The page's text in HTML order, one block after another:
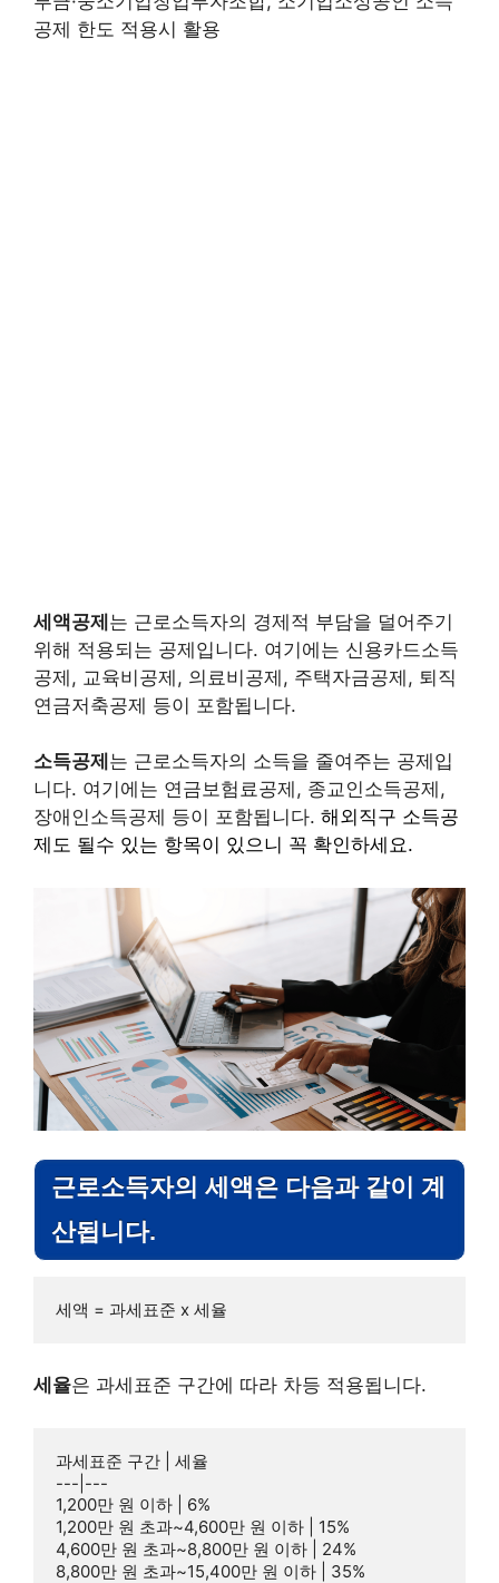
공제 한도 적용시 활용
세액공제는 근로소득자의 경제적 부담을 덜어주기
위해 적용되는 공제입니다. 여기에는 신용카드소득
공제, 교육비공제, 의료비공제, 주택자금공제, 퇴직
연금저축공제 등이 포함됩니다.
소득공제 는 근로소득자의 소득을 줄여주는 공제입
니다. 여기에는 연금보험료공제, 종교인소득공제,
장애인소득공제 등이 포함됩니다. 해외직구 소득공
제도 될수 있는 항목이 있으니 꼭 확인하세요.
근로소득자의 세액은 다음과 같이 계
산됩니다.
세액 = 과세표준 x 세율
세율은 과세표준 구간에 따라 차등 적용됩니다.
과세표준 구간 | 세율
---|---
1,200만 원 이하 | 6%
1,200만 원 초과~4,600만 원 이하 | 15%
4,600만 원 초과~8,800만 원 이하 | 24%
8,800만 원 초과~15,400만 원 이하 | 35%